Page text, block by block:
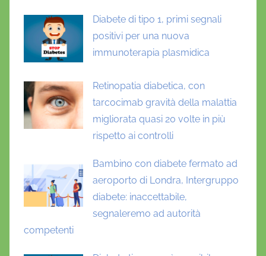
Diabete di tipo 1, primi segnali
positivi per una nuova
immunoterapia plasmidica
Retinopatia diabetica, con
tarcocimab gravità della malattia
migliorata quasi 20 volte in più
rispetto ai controlli
Bambino con diabete fermato ad
aeroporto di Londra, Intergruppo
diabete: inaccettabile,
segnaleremo ad autorità
competenti